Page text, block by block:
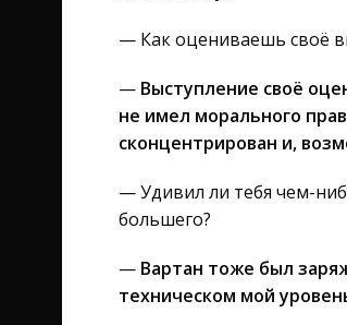
— Как оцениваешь своё
— Выступление своё
не имел морального
сконцентрирован и,
— Удивил ли тебя чем-
большего?
— Вартан тоже был
техническом мой